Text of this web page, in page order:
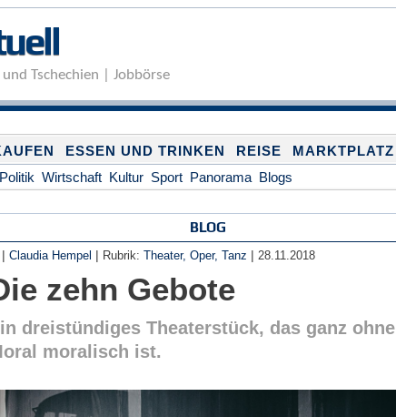
Tschechien | Jobbörse
ESSEN UND TRINKEN REISE MARKTPLATZ
Politik Wirtschaft Kultur Sport Panorama Blogs
BLOG
|Claudia Hempel | Rubrik: Theater, Oper, Tanz | 28.11.2018
zehn Gebote
dreistündiges Theaterstück, das ganz ohne
moralisch ist.